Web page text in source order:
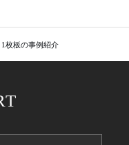
1枚板の事例紹介